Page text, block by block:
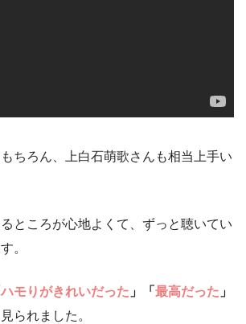
もちろん、上白石萌歌さんも相当上手い
ところが心地よくて、ずっと聴いてい
。
ハモりがきれいだった 」「 最高だった 」
られました。